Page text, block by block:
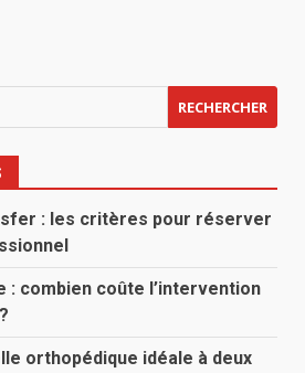
: les critères pour réserver
: combien coûte l’intervention
orthopédique idéale à deux